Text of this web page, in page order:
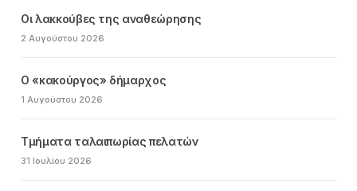
Οι λακκούβες της αναθεώρησης
2 Αυγούστου 2026
Ο «κακούργος» δήμαρχος
1 Αυγούστου 2026
Τμήματα ταλαιπωρίας πελατών
31 Ιουλίου 2026